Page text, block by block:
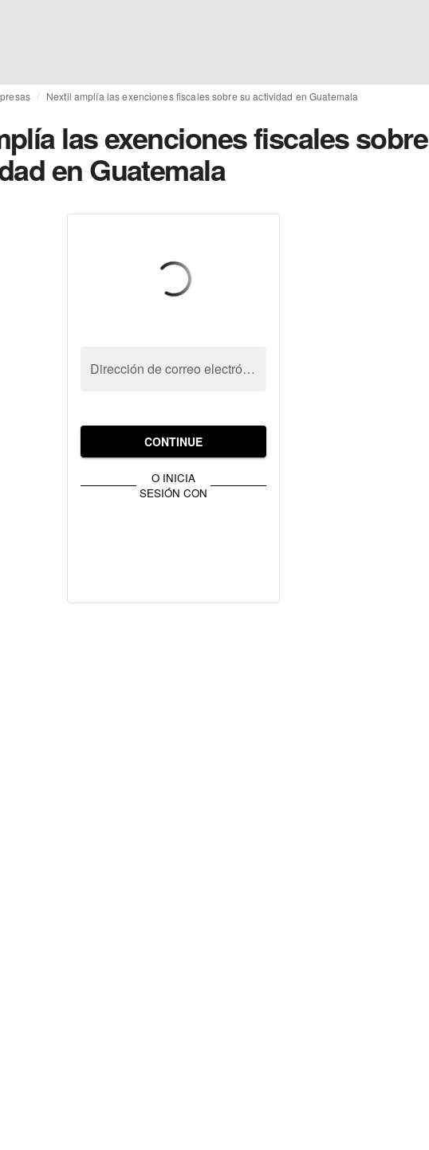
Nextil amplía las exenciones fiscales sobre su actividad en Guatemala
las exenciones fiscales sobre
en Guatemala
Dirección de correo electrónico
CONTINUE
O INICIA
SESIÓN CON